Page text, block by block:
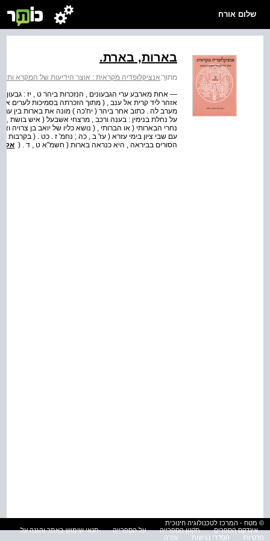
שלום אורח
בארות, בארת.
מתוך:אנציקלופדיה מקראית : אוצר הידיעות של המקרא
— אחת מארבע ערי הגבעונים , הנזכרות ביהר ט , יז : גבעון
אזהר ליד קרית אל ענב , ( מתוך הזכרתה בסמיכות לערים
מערב לה . כתוב אחר ביהר ( יח'כה ) מונה את בארות בין
על נחלת בנימין : בענה ורכב , מרצחי אשבעל ( איש בושת , (
עם שבי ציון בימי עזרא ( עז' ב , כה ; נחמ' ז . כט . ( בקרבות
הסורים בביראה , היא כנראה בארות ( חשמ"א ט , ד . ( אל
© מטח - המרכז לטכנולוגיה חינוכית
אינדקס הספרים
תקנון הספרייה על הספרייה
תנאי שימוש באתר והגנה על
פרטיות
הסדרי נגישות עזרה